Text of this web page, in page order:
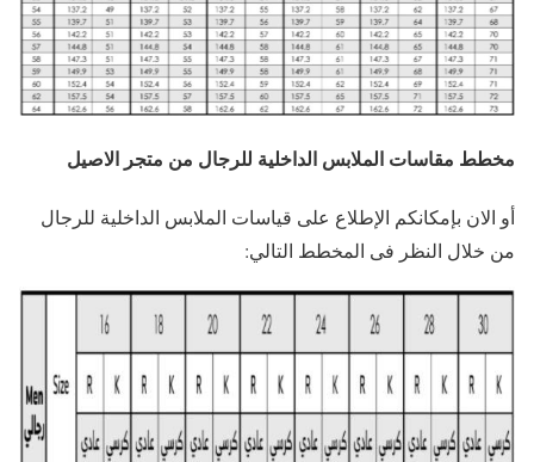
مخطط مقاسات الملابس الداخلية للرجال من متجر الاصيل
أو الان بإمكانكم الإطلاع على قياسات الملابس الداخلية للرجال
من خلال النظر فى المخطط التالي: